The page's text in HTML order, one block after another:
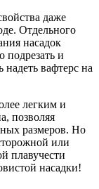
даже
Отдельного
насадок
подрезать и
вафтерс на
легким и
позволяя
размеров. Но
или
плавучести
насадки!